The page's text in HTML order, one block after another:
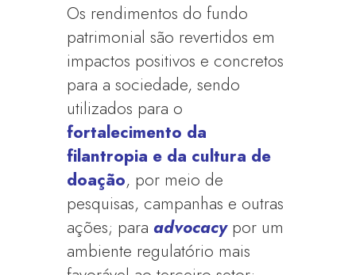
Os rendimentos do fundo
patrimonial são revertidos em
impactos positivos e concretos
para a sociedade, sendo
utilizados para o
fortalecimento da
filantropia e da cultura de
doação, por meio de
pesquisas, campanhas e outras
ações; paraadvocacypor um
ambiente regulatório mais